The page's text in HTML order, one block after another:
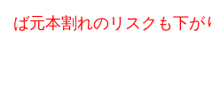
ば元本割れのリスクも下が